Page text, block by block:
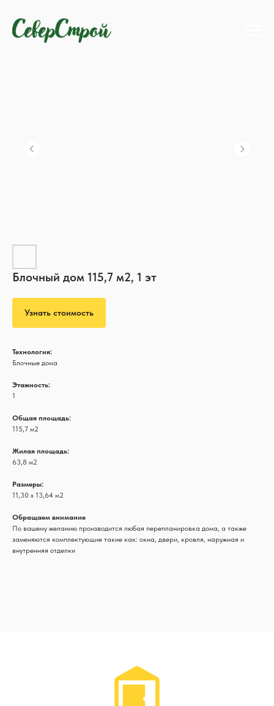
Блочный дом 115,7 м2, 1 эт
Узнать стоимость
Технология:
Блочные дома
Этажность:
1
Общая площадь:
115,7 м2
Жилая площадь:
63,8 м2
Размеры:
11,30 х 13,64 м2
Обращаем внимание
По вашему желанию производится любая перепланировка дома, а также
заменяются комплектующие такие как: окна, двери, кровля, наружная и
внутренняя отделки